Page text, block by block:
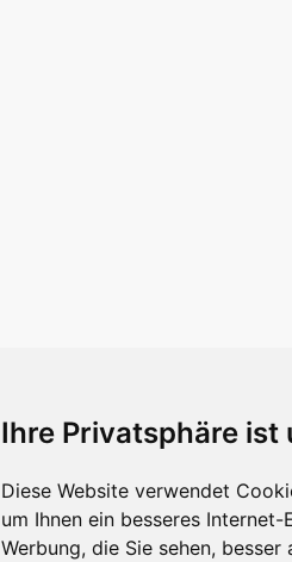
Ihre Privatsphäre ist
Diese Website verwendet
um Ihnen ein besseres
Werbung, die Sie sehen,